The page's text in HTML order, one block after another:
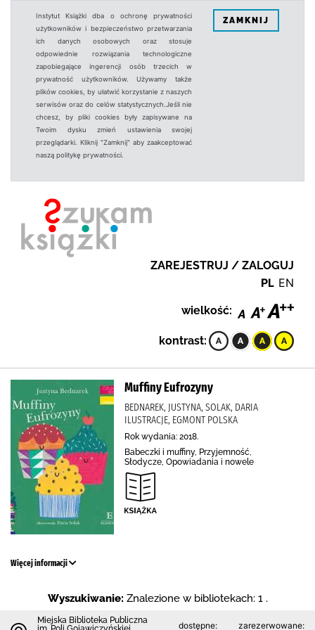
Instytut Książki dba o ochronę prywatności
użytkowników i bezpieczeństwo przetwarzania
ich danych osobowych oraz stosuje
odpowiednie rozwiązania technologiczne
zapobiegające ingerencji osób trzecich w
prywatność użytkowników. Używamy także
plików cookies, by ułatwić korzystanie z naszych
serwisów oraz do celów statystycznych.Jeśli nie
chcesz, by pliki cookies były zapisywane na
Twoim dysku zmień ustawienia swojej
przeglądarki. Kliknij "Zamknij" aby zaakceptować
naszą politykę prywatności.
ZAMKNIJ
ZAREJESTRUJ / ZALOGUJ
PL EN
wielkość:
kontrast:
Muffiny Eufrozyny
BEDNAREK, JUSTYNA, SOLAK, DARIA
ILUSTRACJE, EGMONT POLSKA
Rok wydania: 2018.
Babeczki i muffiny, Przyjemność,
Słodycze, Opowiadania i nowele
Więcej informacji
Wyszukiwanie: Znalezione w bibliotekach: 1 .
Miejska Biblioteka Publiczna
dostępne: zarezerwowane: